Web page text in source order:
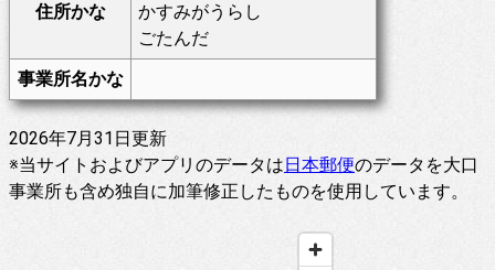
住所かな
かすみがうらし
ごたんだ
事業所名かな
2026年7月31日更新
※当サイトおよびアプリのデータは日本郵便のデータを大口
事業所も含め独自に加筆修正したものを使用しています。